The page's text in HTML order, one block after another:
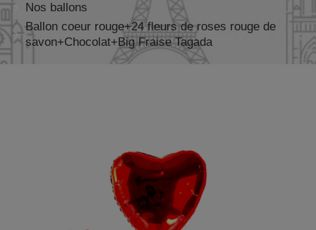
Nos ballons
Ballon coeur rouge+24 fleurs de roses rouge de
savon+Chocolat+Big Fraise Tagada